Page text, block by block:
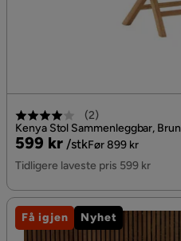
(2)
Kenya Stol Sammenleggbar, Brun
Pris
599 kr /stk
Original
Pris
Før 899 kr
Tidligere laveste pris 599 kr
Få igjen Nyhet